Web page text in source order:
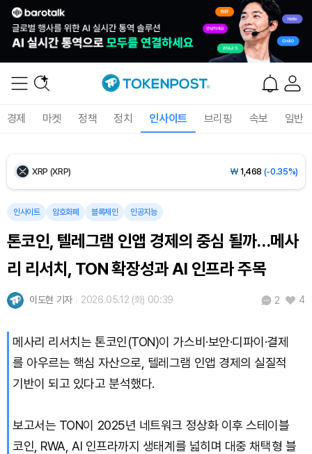
경제 마켓 정책 정치 인사이트 브리핑 속보 일반
Ethereum (ETH) ₩2,706,503 (+0.10%)
₩1,407(-0.01%)
BNB (BNB) 854,904(+0.65%)
USDC (USDC) 1,408 (0.00%)
Solana (SOL) ₩108,655(+1.26%)
Hyperliquid (HYPE) ₩ 77,203
Dogecoin (DOGE) 99.35(-0.79%)
인사이트 암호화폐 블록체인 인공지능
톤코인, 텔레그램 인앱 경제의 중심 될까…메사
리 리서치, TON 확장성과 AI 인프라 주목
이도현 기자 2026.05.12 (화) 00:39 2 4
메사리 리서치는 톤코인(TON)이 가스비·보안·디파이·결제
를 아우르는 핵심 자산으로, 텔레그램 인앱 경제의 실질적
기반이 되고 있다고 분석했다.
보고서는 TON이 2025년 네트워크 정상화 이후 스테이블
코인, RWA, AI 인프라까지 생태계를 넓히며 대중 채택형 블